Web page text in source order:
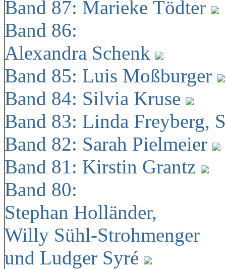
Band 87: Marieke Tödter
Band 86:
Alexandra Schenk
Band 85: Luis Moßburger
Band 84: Silvia Kruse
Band 83: Linda Freyberg,
Band 82: Sarah Pielmeier
Band 81: Kirstin Grantz
Band 80:
Stephan Holländer,
Willy Sühl-Strohmenger
und Ludger Syré